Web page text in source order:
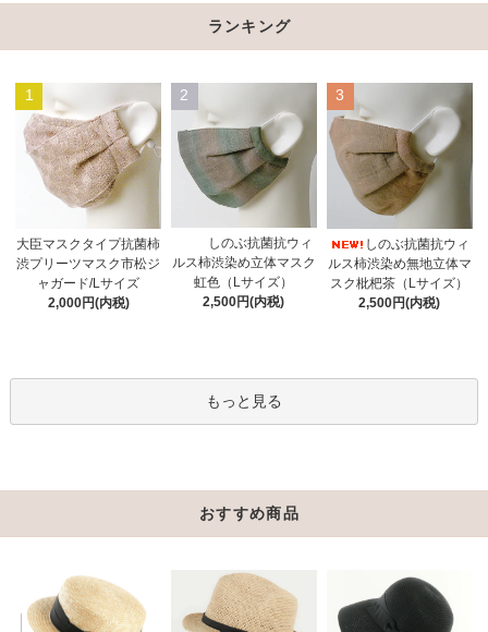
ランキング
1
大臣マスクタイプ抗菌柿
渋プリーツマスク市松ジ
ャガード/Lサイズ
2,000円(内税)
2
しのぶ抗菌抗ウィ
ルス柿渋染め立体マスク
虹色（Lサイズ）
2,500円(内税)
3
しのぶ抗菌抗ウィ
ルス柿渋染め無地立体マ
スク枇杷茶（Lサイズ）
2,500円(内税)
もっと見る
おすすめ商品